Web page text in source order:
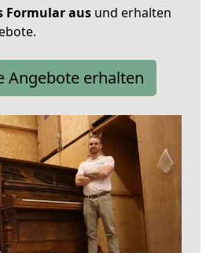
Formular aus und erhalten
Angebote erhalten